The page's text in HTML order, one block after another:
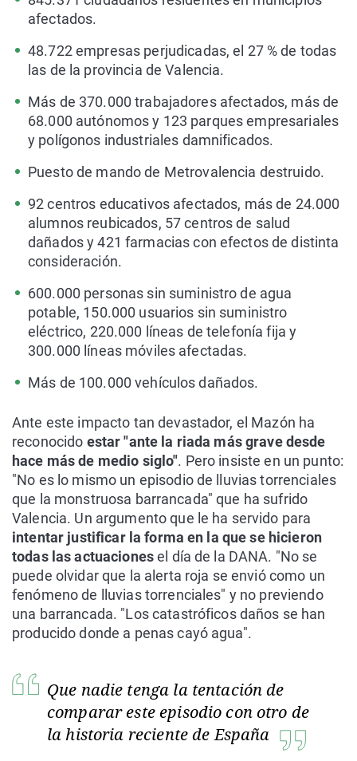
afectados.
48.722 empresas perjudicadas, el 27 % de todas
las de la provincia de Valencia.
Más de 370.000 trabajadores afectados, más de
68.000 autónomos y 123 parques empresariales
y polígonos industriales damnificados.
Puesto de mando de Metrovalencia destruido.
92 centros educativos afectados, más de 24.000
alumnos reubicados, 57 centros de salud
dañados y 421 farmacias con efectos de distinta
consideración.
600.000 personas sin suministro de agua
potable, 150.000 usuarios sin suministro
eléctrico, 220.000 líneas de telefonía fija y
300.000 líneas móviles afectadas.
Más de 100.000 vehículos dañados.
Ante este impacto tan devastador, el Mazón ha
reconocido estar "ante la riada más grave desde
hace más de medio siglo". Pero insiste en un punto:
"No es lo mismo un episodio de lluvias torrenciales
que la monstruosa barrancada" que ha sufrido
Valencia. Un argumento que le ha servido para
intentar justificar la forma en la que se hicieron
todas las actuacionesel día de la DANA. "No se
puede olvidar que la alerta roja se envió como un
fenómeno de lluvias torrenciales" y no previendo
una barrancada. "Los catastróficos daños se han
producido donde a penas cayó agua".
Que nadie tenga la tentación de
comparar este episodio con otro de
la historia reciente de España